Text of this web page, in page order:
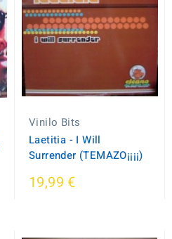
Vinilo Bits
Laetitia - I Will
Surrender (TEMAZO¡¡¡¡)
19,99 €